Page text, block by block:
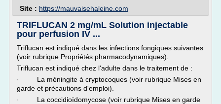
Site : https://mauvaisehaleine.com
TRIFLUCAN 2 mg/mL Solution injectable
pour perfusion IV ...
Triflucan est indiqué dans les infections fongiques suivantes
(voir rubrique Propriétés pharmacodynamiques).
Triflucan est indiqué chez l'adulte dans le traitement de :
· La méningite à cryptocoques (voir rubrique Mises en
garde et précautions d'emploi).
· La coccidioïdomycose (voir rubrique Mises en garde